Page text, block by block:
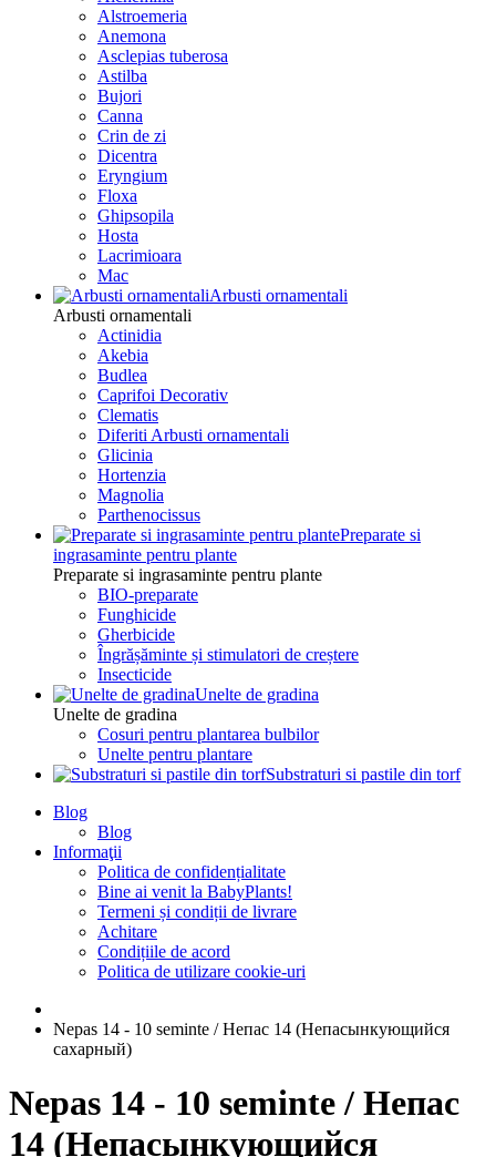
Alstroemeria
Anemona
Asclepias tuberosa
Astilba
Bujori
Canna
Crin de zi
Dicentra
Eryngium
Floxa
Ghipsopila
Hosta
Lacrimioara
Mac
Arbusti ornamentali
Arbusti ornamentali
Actinidia
Akebia
Budlea
Caprifoi Decorativ
Clematis
Diferiti Arbusti ornamentali
Glicinia
Hortenzia
Magnolia
Parthenocissus
Preparate si
ingrasaminte pentru plante
Preparate si ingrasaminte pentru plante
BIO-preparate
Funghicide
Gherbicide
Îngrășăminte și stimulatori de creștere
Insecticide
Unelte de gradina
Unelte de gradina
Cosuri pentru plantarea bulbilor
Unelte pentru plantare
Substraturi si pastile din torf
Blog
Blog
Informaţii
Politica de confidențialitate
Bine ai venit la BabyPlants!
Termeni și condiții de livrare
Achitare
Condițiile de acord
Politica de utilizare cookie-uri
Nepas 14 - 10 seminte / Непас 14 (Непасынкующийся
сахарный)
Nepas 14 - 10 seminte / Непас
14 (Непасынкующийся